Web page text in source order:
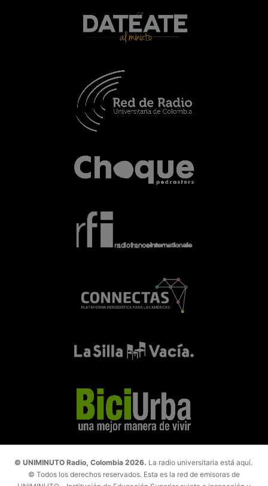
© UNIMINUTO Radio, Colombia 2026. La radio universitaria está aquí.
© Todos los derechos reservados. Esta es la red de emisoras de